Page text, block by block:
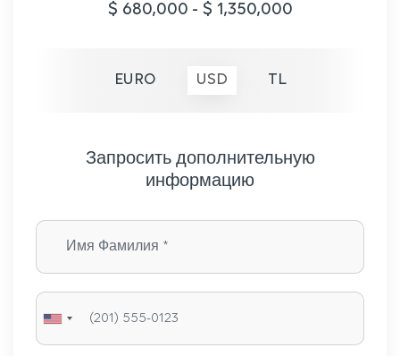
$ 680,000 - $ 1,350,000
EURO USD TL
Запросить дополнительную
информацию